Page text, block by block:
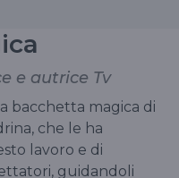
e autrice Tv
bacchetta magica di
che le ha
lavoro e di
guidandoli